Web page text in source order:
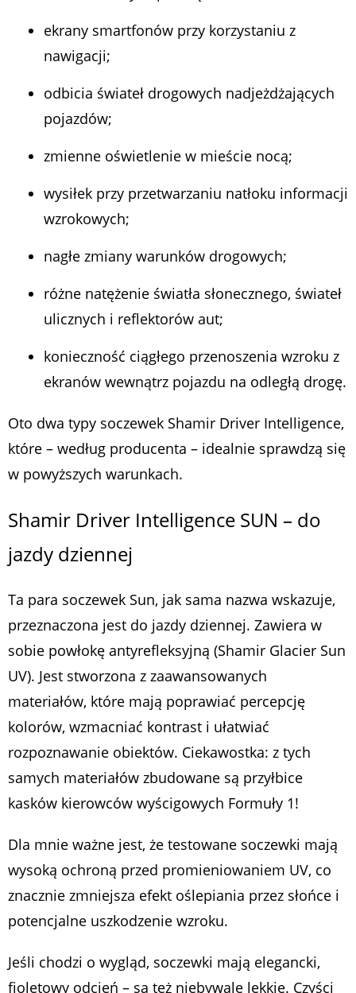
ekrany smartfonów przy korzystaniu z
nawigacji;
odbicia świateł drogowych nadjeżdżających
pojazdów;
zmienne oświetlenie w mieście nocą;
wysiłek przy przetwarzaniu natłoku informacji
wzrokowych;
nagłe zmiany warunków drogowych;
różne natężenie światła słonecznego, świateł
ulicznych i reflektorów aut;
konieczność ciągłego przenoszenia wzroku z
ekranów wewnątrz pojazdu na odległą drogę.
Oto dwa typy soczewek Shamir Driver Intelligence,
które – według producenta – idealnie sprawdzą się
w powyższych warunkach.
Shamir Driver Intelligence SUN – do
jazdy dziennej
Ta para soczewek Sun, jak sama nazwa wskazuje,
przeznaczona jest do jazdy dziennej. Zawiera w
sobie powłokę antyrefleksyjną (Shamir Glacier Sun
UV). Jest stworzona z zaawansowanych
materiałów, które mają poprawiać percepcję
kolorów, wzmacniać kontrast i ułatwiać
rozpoznawanie obiektów. Ciekawostka: z tych
samych materiałów zbudowane są przyłbice
kasków kierowców wyścigowych Formuły 1!
Dla mnie ważne jest, że testowane soczewki mają
wysoką ochroną przed promieniowaniem UV, co
znacznie zmniejsza efekt oślepiania przez słońce i
potencjalne uszkodzenie wzroku.
Jeśli chodzi o wygląd, soczewki mają elegancki,
fioletowy odcień – są też niebywale lekkie. Czyści